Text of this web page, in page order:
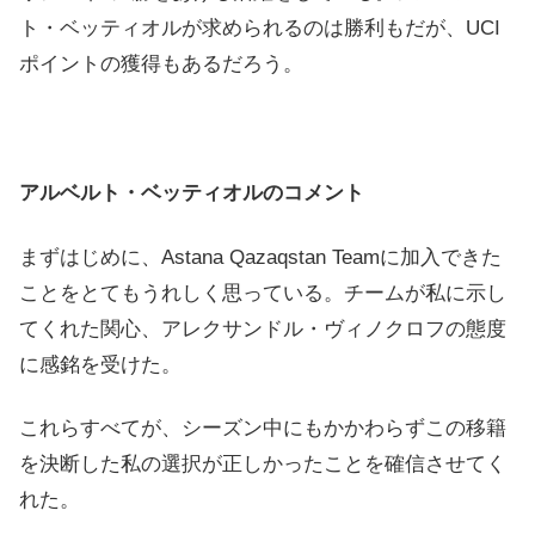
ト・ベッティオルが求められるのは勝利もだが、UCI
ポイントの獲得もあるだろう。
アルベルト・ベッティオルのコメント
まずはじめに、Astana Qazaqstan Teamに加入できた
ことをとてもうれしく思っている。チームが私に示し
てくれた関心、アレクサンドル・ヴィノクロフの態度
に感銘を受けた。
これらすべてが、シーズン中にもかかわらずこの移籍
を決断した私の選択が正しかったことを確信させてく
れた。